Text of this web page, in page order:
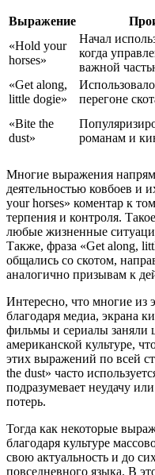
Выражение
«Hold your
horses»
Начал
когда
важной
«Get along,
little dogie»
перегоне
«Bite the
dust»
романам и
Многие выражения
деятельностью ковбоев и
your horses» коментар к
терпения и контроля.
любые жизненные
Также, фраза «Get along,
общались со скотом,
аналогично призывам к
Интересно, что многие из
благодаря медиа, экрана
фильмы и сериалы заняли
американской культуре,
этих выражений по всей
the dust» часто
подразумевает неудачу
потерь.
Тогда как некоторые
благодаря культуре
свою актуальность и до
повседневного языка. В